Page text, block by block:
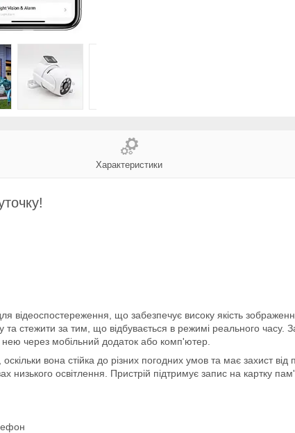
Характеристики
відеоспостереження, що забезпечує високу якість
стежити за тим, що відбувається в режимі реального
через мобільний додаток або комп'ютер.
вона стійка до різних погодних умов та має захист від
низького освітлення. Пристрій підтримує запис на картку